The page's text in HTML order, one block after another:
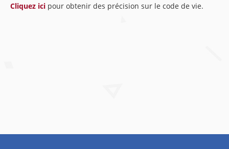
Cliquez ici pour obtenir des précision sur le code de vie.